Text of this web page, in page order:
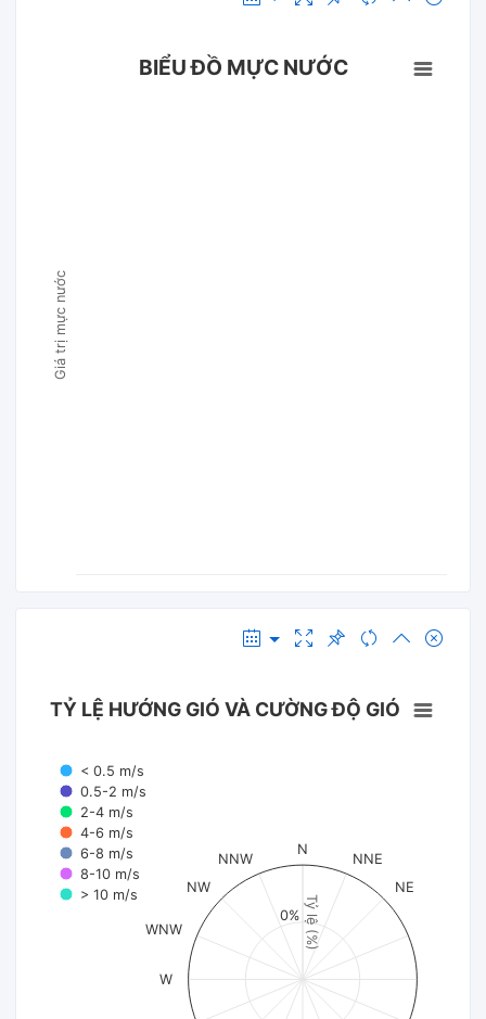
Giá trị mực nước
BIỂU ĐỒ MỰC NƯỚC
Tỷ lệ (%)
TỶ LỆ HƯỚNG GIÓ VÀ CƯỜNG ĐỘ GIÓ
< 0.5 m/s
0.5-2 m/s
2-4 m/s
4-6 m/s
6-8 m/s
8-10 m/s
> 10 m/s
N
NNE
NE
W
WNW
NW
NNW
0%